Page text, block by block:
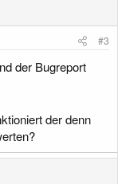
#3
der Bugreport
der denn